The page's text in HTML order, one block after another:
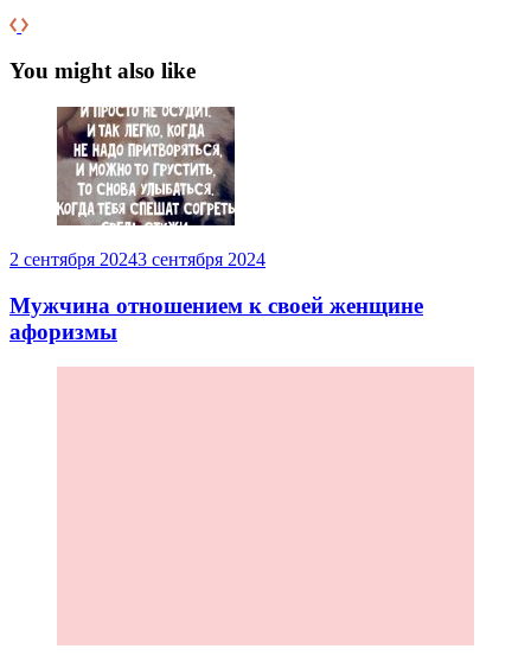
You might also like
2 сентября 20243 сентября 2024
Мужчина отношением к своей женщине
афоризмы